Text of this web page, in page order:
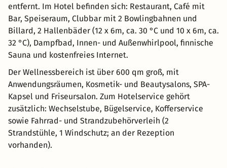
entfernt. Im Hotel befinden sich: Restaurant, Café mit
Bar, Speiseraum, Clubbar mit 2 Bowlingbahnen und
Billard, 2 Hallenbäder (12 x 6m, ca. 30 °C und 10 x 6m, ca.
32 °C), Dampfbad, Innen- und Außenwhirlpool, finnische
Sauna und kostenfreies Internet.
Der Wellnessbereich ist über 600 qm groß, mit
Anwendungsräumen, Kosmetik- und Beautysalons, SPA-
Kapsel und Friseursalon. Zum Hotelservice gehört
zusätzlich: Wechselstube, Bügelservice, Kofferservice
sowie Fahrrad- und Strandzubehörverleih (2
Strandstühle, 1 Windschutz; an der Rezeption
vorhanden).